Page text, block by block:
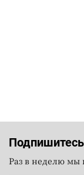
Раз в неделю мы